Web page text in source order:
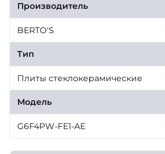
Производитель
BERTO'S
Тип
Плиты стеклокерамические
Модель
G6F4PW-FE1-AE